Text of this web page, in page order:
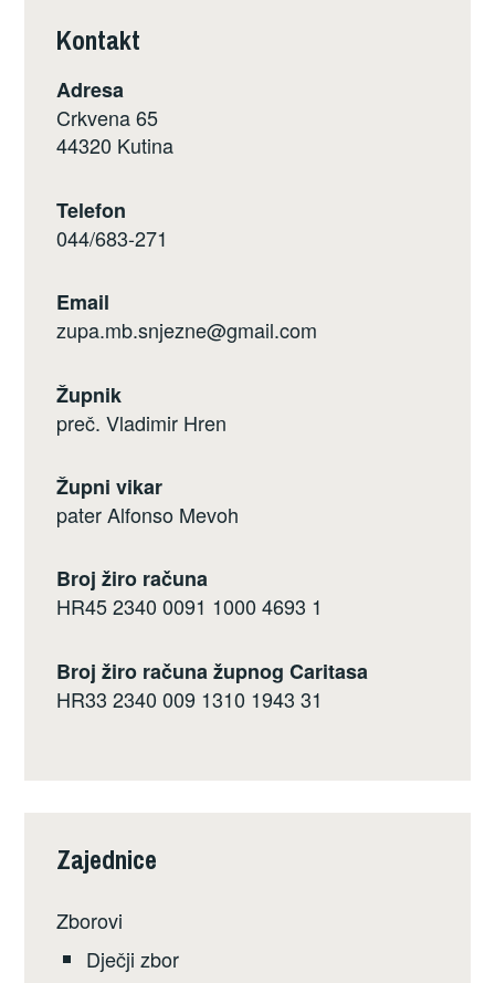
Kontakt
Adresa
Crkvena 65
44320 Kutina
Telefon
044/683-271
Email
zupa.mb.snjezne@gmail.com
Župnik
preč. Vladimir Hren
Župni vikar
pater Alfonso Mevoh
Broj žiro računa
HR45 2340 0091 1000 4693 1
Broj žiro računa župnog Caritasa
HR33 2340 009 1310 1943 31
Zajednice
Zborovi
Dječji zbor